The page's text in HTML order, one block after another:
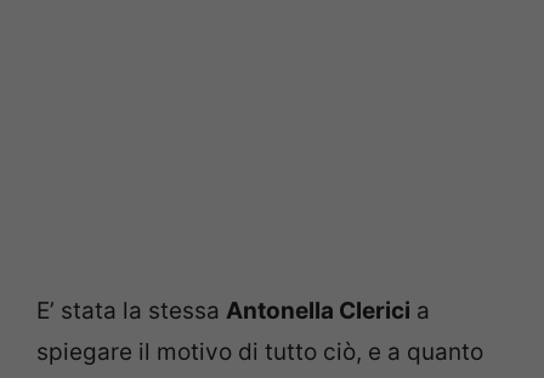
E’ stata la stessa Antonella Clerici a
spiegare il motivo di tutto ciò, e a quanto